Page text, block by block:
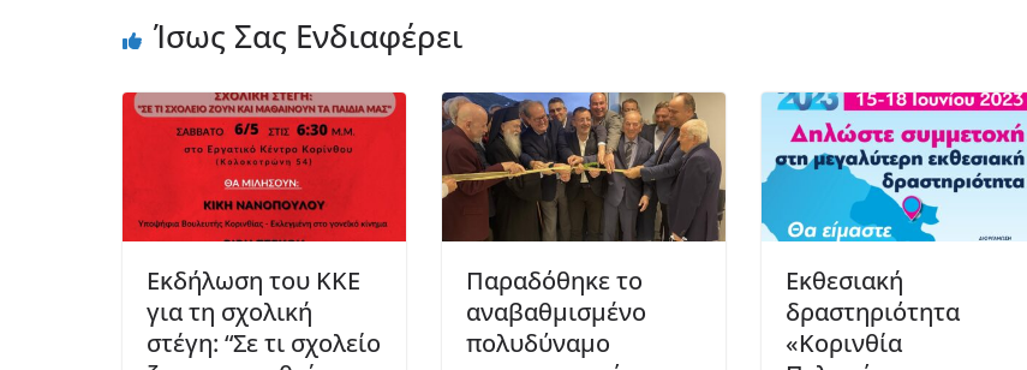
Ίσως Σας Ενδιαφέρει
Εκδήλωση του ΚΚΕ
για τη σχολική
στέγη: “Σε τι σχολείο
Παραδόθηκε το
αναβαθμισμένο
πολυδύναμο
Eκθεσιακή
δραστηριότητα
«Κορινθία